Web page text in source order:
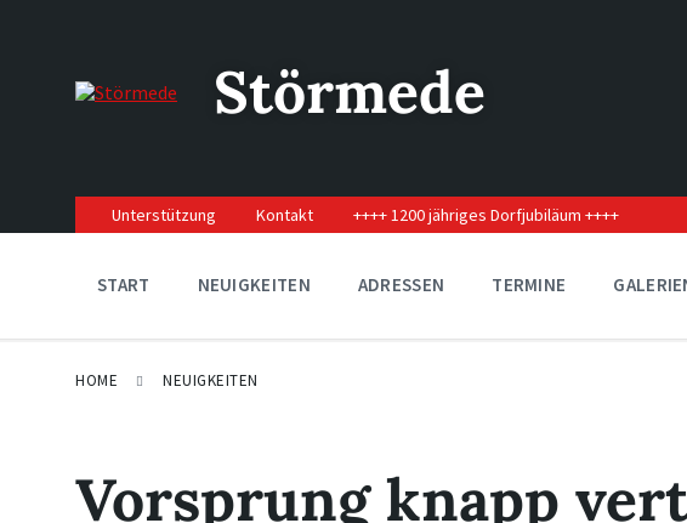
navigation
Störmede
Unterstützung Kontakt ++++ 1200 jähriges Dorfjubiläum ++++
START NEUIGKEITEN ADRESSEN TERMINE
HOME NEUIGKEITEN
Vorsprung knapp